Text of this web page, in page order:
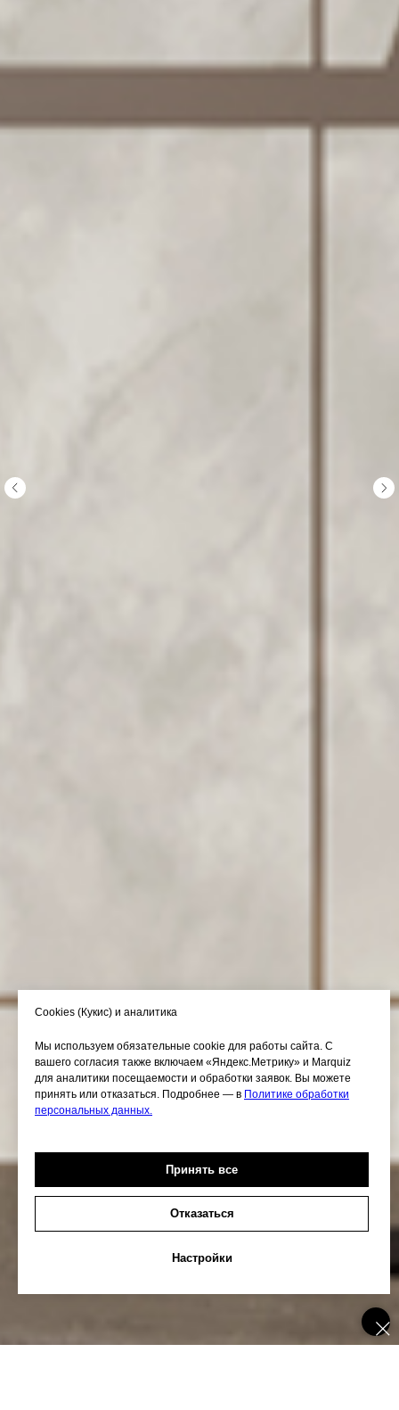
Cookies (Кукис) и аналитика
Мы используем обязательные cookie для работы сайта. С
вашего согласия также включаем «Яндекс.Метрику» и Marquiz
для аналитики посещаемости и обработки заявок. Вы можете
принять или отказаться. Подробнее — в Политике обработки
персональных данных.
Принять все
Отказаться
Настройки